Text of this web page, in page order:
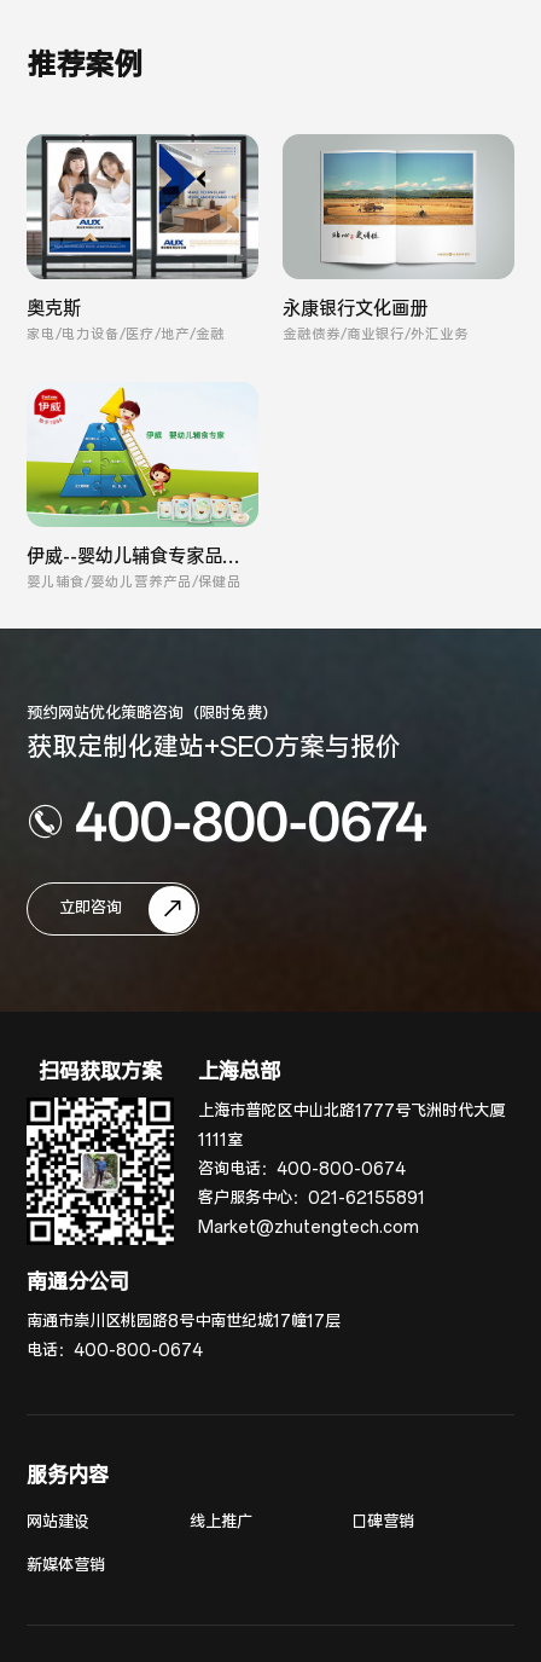
推荐案例
奥克斯
家电/电力设备/医疗/地产/金融
永康银行文化画册
金融债券/商业银行/外汇业务
伊威--婴幼儿辅食专家品牌
全案
婴儿辅食/婴幼儿营养产品/保健品
预约网站优化策略咨询（限时免费）
获取定制化建站+SEO方案与报价
400-800-0674
立即咨询
扫码获取方案 上海总部
上海市普陀区中山北路1777号飞洲时代大厦
1111室
咨询电话：400-800-0674
客户服务中心：021-62155891
Market@zhutengtech.com
南通分公司
南通市崇川区桃园路8号中南世纪城17幢17层
电话：400-800-0674
服务内容
网站建设 线上推广 口碑营销
新媒体营销